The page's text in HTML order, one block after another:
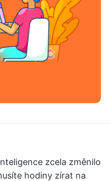
zcela změnilo
hodiny zírat na